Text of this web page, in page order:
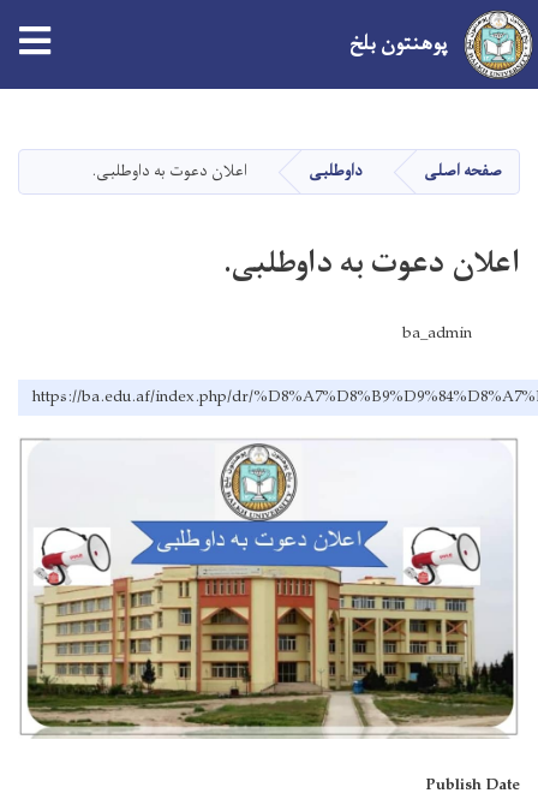
main
content
پوهنتون بلخ
صفحه اصلی داوطلبی اعلان دعوت به داوطلبی.
اعلان دعوت به داوطلبی.
ba_admin
https://ba.edu.af/index.php/dr/
Publish Date